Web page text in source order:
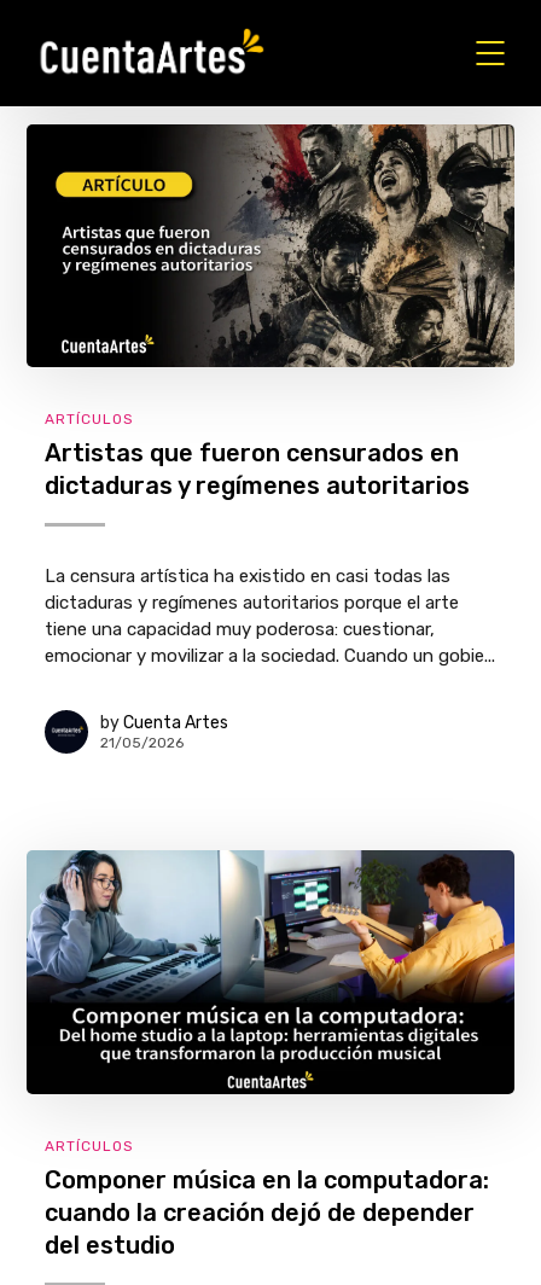
ARTÍCULOS
Artistas que fueron censurados en
dictaduras y regímenes autoritarios
La censura artística ha existido en casi todas las
dictaduras y regímenes autoritarios porque el arte
tiene una capacidad muy poderosa: cuestionar,
emocionar y movilizar a la sociedad. Cuando un gobie...
by Cuenta Artes
21/05/2026
ARTÍCULOS
Componer música en la computadora:
cuando la creación dejó de depender
del estudio